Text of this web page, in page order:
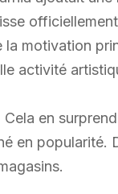
la motivation
activité
en
en popularité.